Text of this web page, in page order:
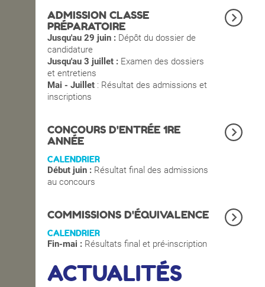
ADMISSION CLASSE
PRÉPARATOIRE
Jusqu'au 29 juin : Dépôt du dossier de
candidature
Jusqu'au 3 juillet : Examen des dossiers
et entretiens
Mai - Juillet : Résultat des admissions et
inscriptions
CONCOURS D'ENTRÉE 1RE
ANNÉE
CALENDRIER
Début juin : Résultat final des admissions
au concours
COMMISSIONS D'ÉQUIVALENCE
CALENDRIER
Fin-mai : Résultats final et pré-inscription
ACTUALITÉS